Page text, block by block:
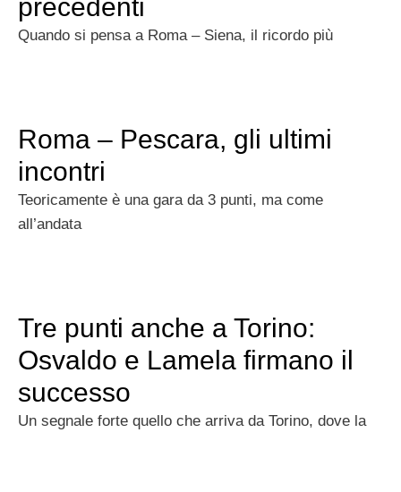
precedenti
Quando si pensa a Roma – Siena, il ricordo più
Roma – Pescara, gli ultimi
incontri
Teoricamente è una gara da 3 punti, ma come
all’andata
Tre punti anche a Torino:
Osvaldo e Lamela firmano il
successo
Un segnale forte quello che arriva da Torino, dove la